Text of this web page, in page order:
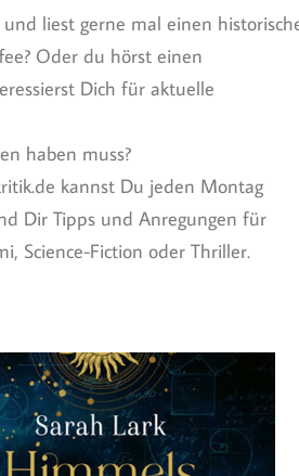
liest gerne mal einen
Oder du hörst einen
Dich für aktuelle
haben muss?
kannst Du jeden Montag
Dir Tipps und Anregungen für
Science-Fiction oder Thriller.